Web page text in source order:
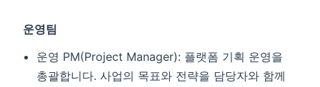
운영팀
운영 PM(Project Manager): 플랫폼 기획 운영을
총괄합니다. 사업의 목표와 전략을 담당자와 함께